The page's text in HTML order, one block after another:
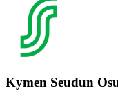
Kymen Seudun